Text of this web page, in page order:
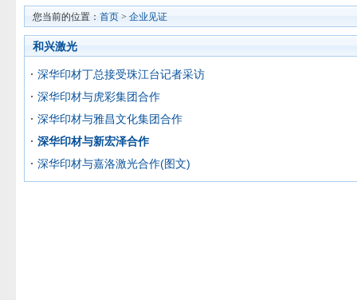
您当前的位置： 首页 > 企业见证
和兴激光
深华印材丁总接受珠江台记者采访
深华印材与虎彩集团合作
深华印材与雅昌文化集团合作
深华印材与新宏泽合作
深华印材与嘉洛激光合作(图文)